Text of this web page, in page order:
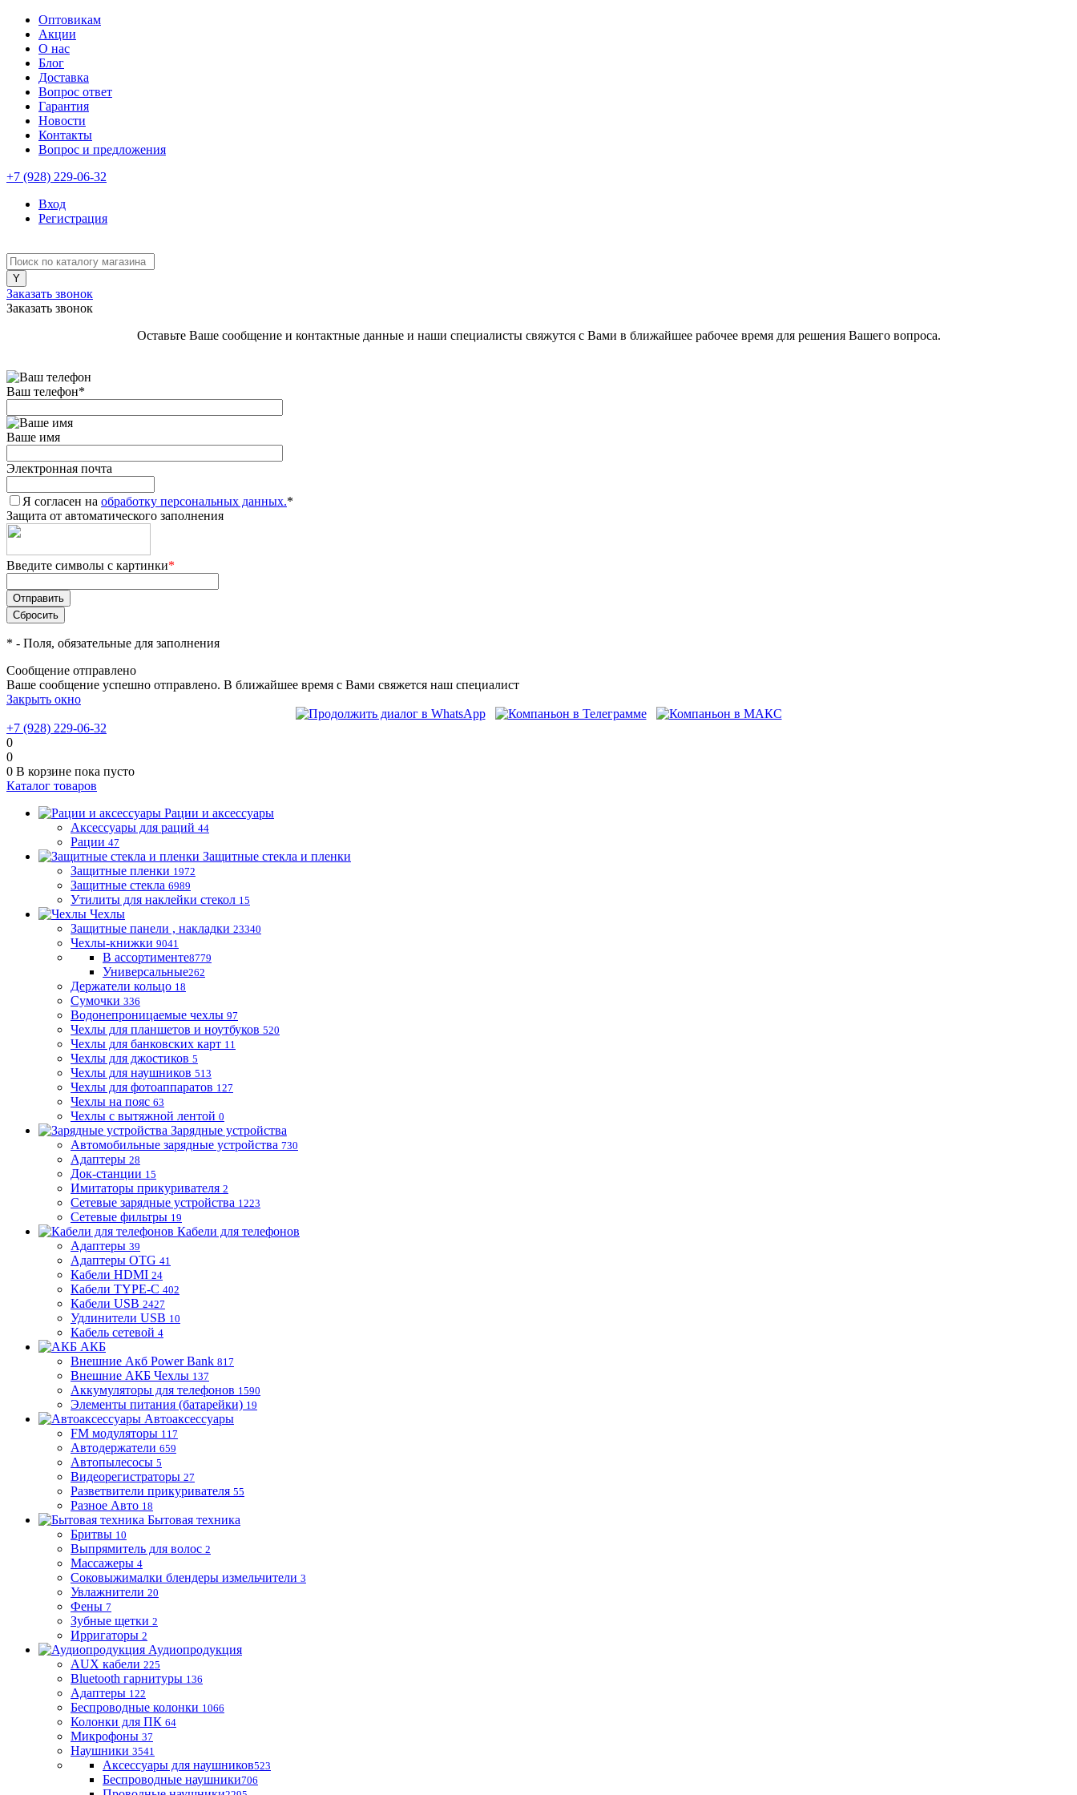
Оптовикам
Акции
О нас
Блог
Доставка
Вопрос ответ
Гарантия
Новости
Контакты
Вопрос и предложения
+7 (928) 229-06-32
Вход
Регистрация
Заказать звонок
Заказать звонок
Оставьте Ваше сообщение и контактные данные и наши специалисты свяжутся с Вами в ближайшее рабочее время для решения Вашего вопроса.
Ваш телефон*
Ваше имя
Электронная почта
Я согласен на обработку персональных данных.*
Защита от автоматического заполнения
Введите символы с картинки*
* - Поля, обязательные для заполнения
Сообщение отправлено
Ваше сообщение успешно отправлено. В ближайшее время с Вами свяжется наш специалист
Закрыть окно
+7 (928) 229-06-32
0
0
0 В корзине пока пусто
Каталог товаров
Рации и аксессуары
Аксессуары для раций 44
Рации 47
Защитные стекла и пленки
Защитные пленки 1972
Защитные стекла 6989
Утилиты для наклейки стекол 15
Чехлы
Защитные панели , накладки 23340
Чехлы-книжки 9041
В ассортименте8779
Универсальные262
Держатели кольцо 18
Сумочки 336
Водонепроницаемые чехлы 97
Чехлы для планшетов и ноутбуков 520
Чехлы для банковских карт 11
Чехлы для джостиков 5
Чехлы для наушников 513
Чехлы для фотоаппаратов 127
Чехлы на пояс 63
Чехлы с вытяжной лентой 0
Зарядные устройства
Автомобильные зарядные устройства 730
Адаптеры 28
Док-станции 15
Имитаторы прикуривателя 2
Сетевые зарядные устройства 1223
Сетевые фильтры 19
Кабели для телефонов
Адаптеры 39
Адаптеры OTG 41
Кабели HDMI 24
Кабели TYPE-C 402
Кабели USB 2427
Удлинители USB 10
Кабель сетевой 4
АКБ
Внешние Акб Power Bank 817
Внешние АКБ Чехлы 137
Аккумуляторы для телефонов 1590
Элементы питания (батарейки) 19
Автоаксессуары
FM модуляторы 117
Автодержатели 659
Автопылесосы 5
Видеорегистраторы 27
Разветвители прикуривателя 55
Разное Авто 18
Бытовая техника
Бритвы 10
Выпрямитель для волос 2
Массажеры 4
Соковыжималки блендеры измельчители 3
Увлажнители 20
Фены 7
Зубные щетки 2
Ирригаторы 2
Аудиопродукция
AUX кабели 225
Bluetooth гарнитуры 136
Адаптеры 122
Беспроводные колонки 1066
Колонки для ПК 64
Микрофоны 37
Наушники 3541
Аксессуары для наушников523
Беспроводные наушники706